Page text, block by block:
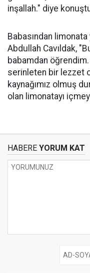
inşallah." diye
Babasından
Abdullah Cavıldak,
babamdan öğrendim.
serinleten bir lezzet
kaynağımız olmuş
olan limonatayı
HABERE YORUM KAT